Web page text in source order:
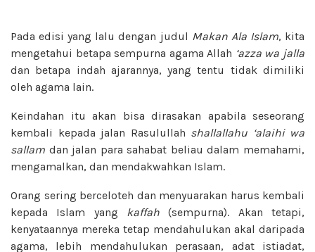
Pada edisi yang lalu dengan judul Makan Ala Islam, kita
mengetahui betapa sempurna agama Allah ‘azza wa jalla
dan betapa indah ajarannya, yang tentu tidak dimiliki
oleh agama lain.
Keindahan itu akan bisa dirasakan apabila seseorang
kembali kepada jalan Rasulullah shallallahu ‘alaihi wa
sallam dan jalan para sahabat beliau dalam memahami,
mengamalkan, dan mendakwahkan Islam.
Orang sering berceloteh dan menyuarakan harus kembali
kepada Islam yang
kaffah(sempurna). Akan tetapi,
kenyataannya mereka tetap mendahulukan akal daripada
agama, lebih mendahulukan perasaan, adat istiadat,